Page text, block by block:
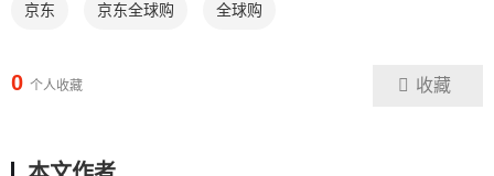
京东 京东全球购 全球购
0 个人收藏 收藏